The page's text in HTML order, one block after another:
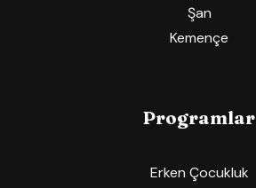
Şan
Kemençe
Programlar
Erken Çocukluk